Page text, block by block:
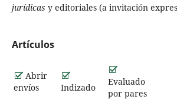
jurídicas y editoriales (a invitación
Artículos
Abrir
envíos
Indizado
Evaluado
por pares